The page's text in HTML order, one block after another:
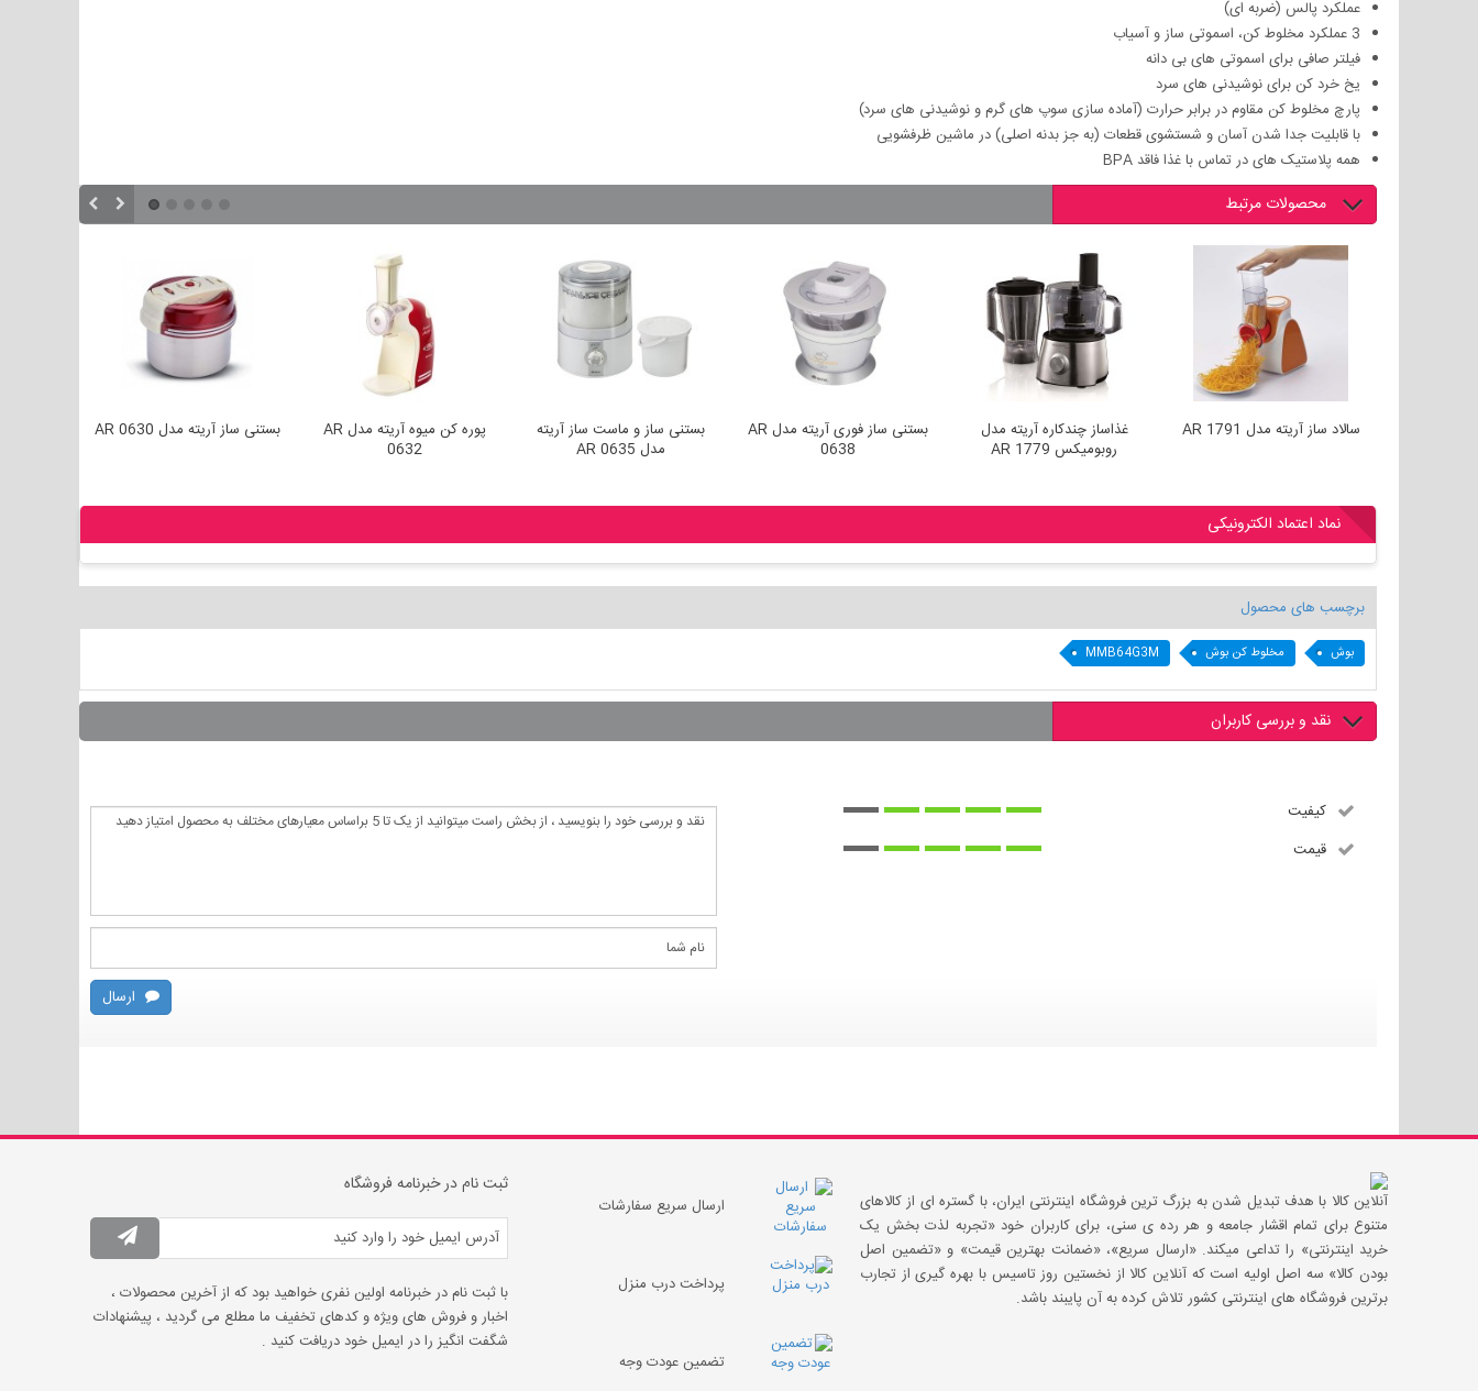
عملکرد پالس ‏(‏ضربه ای‏)‏
3 عملکرد مخلوط کن، اسموتی ساز و آسیاب
فیلتر صافی برای اسموتی های بی دانه
یخ خرد کن برای نوشیدنی های سرد
پارچ مخلوط کن مقاوم در برابر حرارت ‏(‏آماده سازی سوپ های گرم و نوشیدنی های سرد‏)‏
با قابلیت جدا شدن آسان و شستشوی قطعات ‏(‏به جز بدنه اصلی‏)‏ در ماشین ظرفشویی
همه پلاستیک های در تماس با غذا فاقد BPA
محصولات مرتبط
بستنی ساز آریته مدل AR 0630
پوره کن میوه آریته مدل AR
بستنی ساز و ماست ساز آریته
مدل AR 0635
بستنی ساز فوری آریته مدل AR
غذاساز چندکاره آریته مدل
روبومیکس AR 1779
سالاد ساز آریته مدل AR 1791
سس ساز آریته مدل
نماد اعتماد الکترونیکی
برچسب های محصول
بوش مخلوط کن بوش MMB64G3M
نقد و بررسی کاربران
کیفیت
قیمت
ارسال
آنلاین کالا با هدف تبدیل شدن به بزرگ ترین فروشگاه اینترنتی ایران، با گستره ای از کالاهای
متنوع برای تمام اقشار جامعه و هر رده ی سنی، برای کاربران خود «تجربه لذت بخش یک
خرید اینترنتی» را تداعی میکند. «ارسال سریع»، «ضمانت بهترین قیمت» و «تضمین اصل
بودن کالا» سه اصل اولیه است که آنلاین کالا از نخستین روز تاسیس با بهره گیری از تجارب
برترین فروشگاه های اینترنتی کشور تلاش کرده به آن پایبند باشد.
ارسال سریع سفارشات
پرداخت درب منزل
تضمین عودت وجه
ثبت نام در خبرنامه فروشگاه
با ثبت نام در خبرنامه اولین نفری خواهید بود که از آخرین محصولات ،
اخبار و فروش های ویژه و کدهای تخفیف ما مطلع می گردید ، پیشنهادات
شگفت انگیز را در ایمیل خود دریافت کنید .